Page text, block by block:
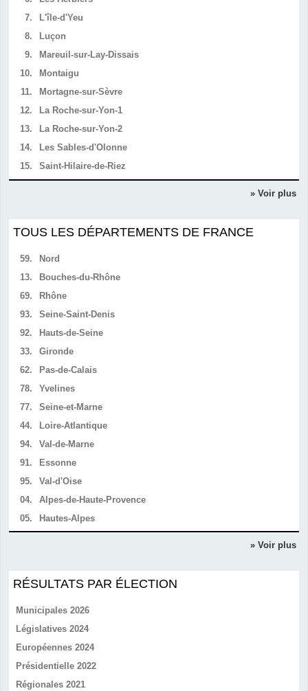
7.
L'île-d'Yeu
8.
Luçon
9.
Mareuil-sur-Lay-Dissais
10.
Montaigu
11.
Mortagne-sur-Sèvre
12.
La Roche-sur-Yon-1
13.
La Roche-sur-Yon-2
14.
Les Sables-d'Olonne
15.
Saint-Hilaire-de-Riez
» Voir plus
TOUS LES DÉPARTEMENTS DE FRANCE
59.
Nord
13.
Bouches-du-Rhône
69.
Rhône
93.
Seine-Saint-Denis
92.
Hauts-de-Seine
33.
Gironde
62.
Pas-de-Calais
78.
Yvelines
77.
Seine-et-Marne
44.
Loire-Atlantique
94.
Val-de-Marne
91.
Essonne
95.
Val-d'Oise
04.
Alpes-de-Haute-Provence
05.
Hautes-Alpes
» Voir plus
RÉSULTATS PAR ÉLECTION
Municipales 2026
Législatives 2024
Européennes 2024
Présidentielle 2022
Régionales 2021